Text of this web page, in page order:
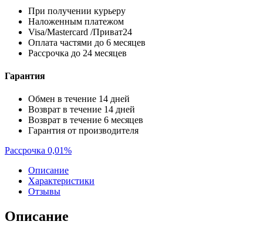
При получении курьеру
Наложенным платежом
Visa/Mastercard /Приват24
Оплата частями до 6 месяцев
Рассрочка до 24 месяцев
Гарантия
Обмен в течение 14 дней
Возврат в течение 14 дней
Возврат в течение 6 месяцев
Гарантия от производителя
Рассрочка 0,01%
Описание
Характеристики
Отзывы
Описание